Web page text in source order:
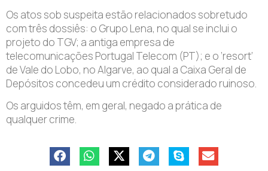
Os atos sob suspeita estão relacionados sobretudo
com três dossiês: o Grupo Lena, no qual se inclui o
projeto do TGV; a antiga empresa de
telecomunicações Portugal Telecom (PT); e o ‘resort’
de Vale do Lobo, no Algarve, ao qual a Caixa Geral de
Depósitos concedeu um crédito considerado ruinoso.
Os arguidos têm, em geral, negado a prática de
qualquer crime.